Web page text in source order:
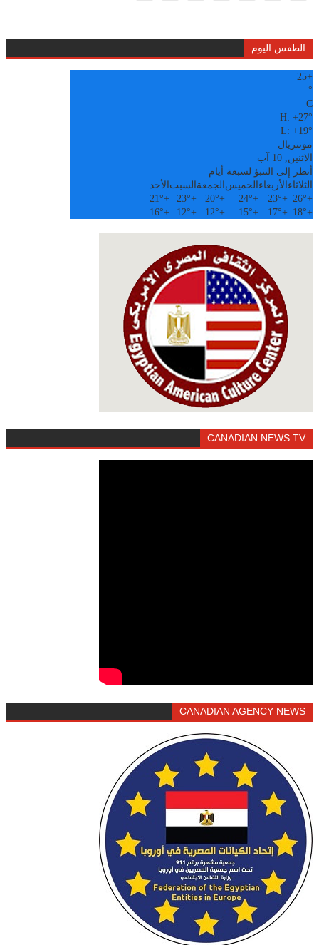
الطقس اليوم
+
25
°
C
H:+27°
L:+19°
مونتريال
الاثنين, 10 آب
أنظر إلى التنبؤ لسبعة أيام
الثلاثاء الأربعاء الخميس الجمعة السبت الأحد
+
26°
+
23°
+
24°
+
20°
+
23°
+
21°
+
18°
+
17°
+
15°
+
12°
+
12°
+
16°
CANADIAN NEWS TV
CANADIAN AGENCY NEWS